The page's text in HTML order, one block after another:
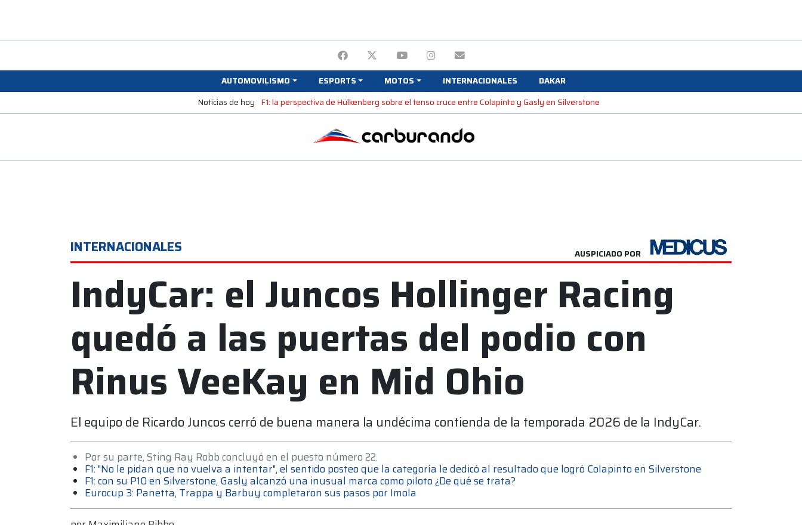
AUTOMOVILISMO ESPORTS MOTOS INTERNACIONALES
DAKAR
Noticias de hoy F1: la perspectiva de Hülkenberg sobre el tenso cruce entre Colapinto y Gasly en Silverstone
INTERNACIONALES AUSPICIADO POR
IndyCar: el Juncos Hollinger Racing
quedó a las puertas del podio con
Rinus VeeKay en Mid Ohio
El equipo de Ricardo Juncos cerró de buena manera la undécima contienda de la temporada 2026 de la IndyCar.
Por su parte, Sting Ray Robb concluyó en el puesto número 22.
F1: "No le pidan que no vuelva a intentar", el sentido posteo que la categoría le dedicó al resultado que logró Colapinto en Silverstone
F1: con su P10 en Silverstone, Gasly alcanzó una inusual marca como piloto ¿De qué se trata?
Eurocup 3: Panetta, Trappa y Barbuy completaron sus pasos por Imola